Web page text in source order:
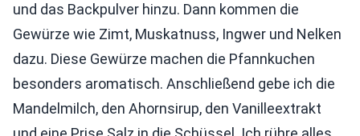
und das Backpulver hinzu. Dann kommen die
Gewürze wie Zimt, Muskatnuss, Ingwer und Nelken
dazu. Diese Gewürze machen die Pfannkuchen
besonders aromatisch. Anschließend gebe ich die
Mandelmilch, den Ahornsirup, den Vanilleextrakt